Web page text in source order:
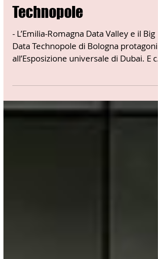
Romagna protagonista
con Data Valley e
Technopole
all’Esposizione universale di Dubai. E